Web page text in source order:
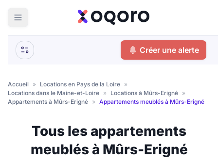
Votre
Que recherchez-vous ?
Coliving
recherche
Créer une alerte
Accueil » Locations en Pays de la Loire »
Locations dans le Maine-et-Loire » Locations à Mûrs-Erigné »
Appartements à Mûrs-Erigné » Appartements meublés à Mûrs-Erigné
Tous les appartements
meublés à Mûrs-Erigné